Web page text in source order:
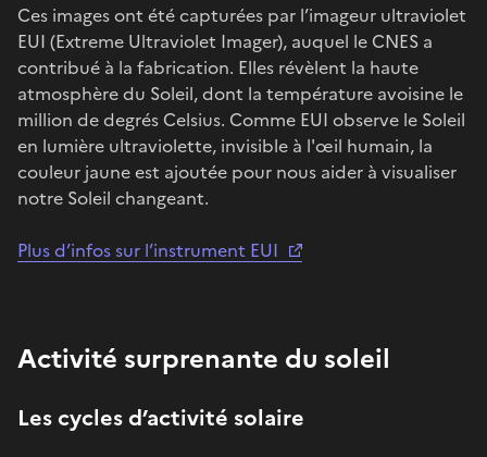
Ces images ont été capturées par l’imageur ultraviolet
EUI (Extreme Ultraviolet Imager), auquel le CNES a
contribué à la fabrication. Elles révèlent la haute
atmosphère du Soleil, dont la température avoisine le
million de degrés Celsius. Comme EUI observe le Soleil
en lumière ultraviolette, invisible à l'œil humain, la
couleur jaune est ajoutée pour nous aider à visualiser
notre Soleil changeant.
Plus d’infos sur l’instrument EUI
Activité surprenante du soleil
Les cycles d’activité solaire